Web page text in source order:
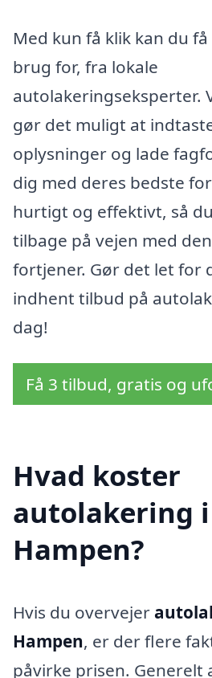
Med kun få klik kan du
brug for, fra lokale
autolakeringseksperter.
gør det muligt at
oplysninger og lade
dig med deres bedste
hurtigt og effektivt, så
tilbage på vejen med
fortjener. Gør det let for
indhent tilbud på
dag!
Få 3 tilbud, gratis og
Hvad koster
autolakering i
Hampen?
Hvis du overvejer
Hampen, er der flere
påvirke prisen.